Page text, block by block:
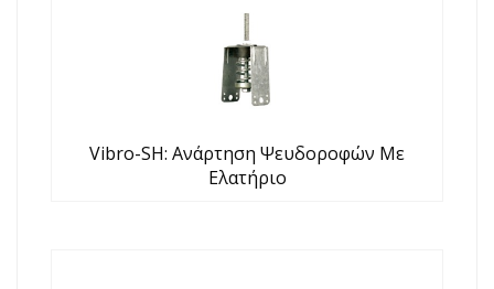
Vibro-SH: Aνάρτηση Ψευδοροφών Με
Ελατήριο